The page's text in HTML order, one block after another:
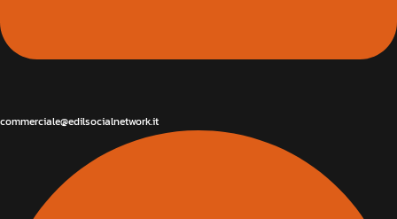
commerciale@edilsocialnetwork.it